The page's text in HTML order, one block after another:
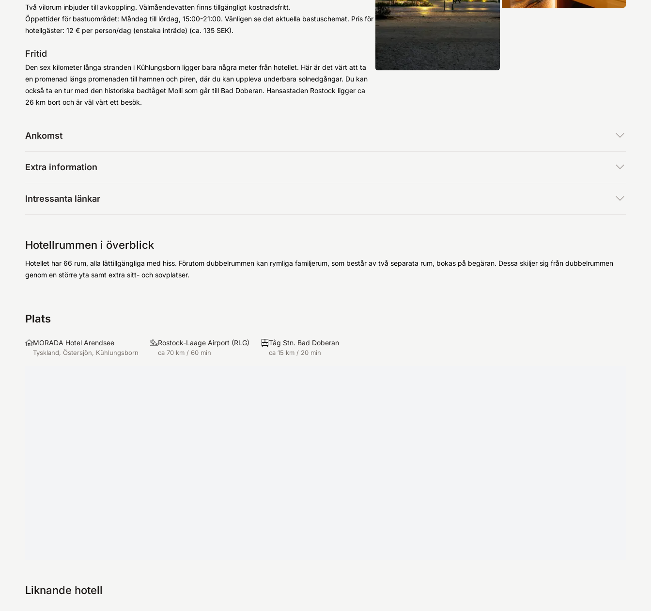
Två vilorum inbjuder till avkoppling. Välmåendevatten finns tillgängligt kostnadsfritt.
Öppettider för bastuområdet: Måndag till lördag, 15:00-21:00. Vänligen se det aktuella bastuschemat. Pris för
hotellgäster: 12 € per person/dag (enstaka inträde) (ca. 135 SEK).
Fritid
Den sex kilometer långa stranden i Kühlungsborn ligger bara några meter från hotellet. Här är det värt att ta
en promenad längs promenaden till hamnen och piren, där du kan uppleva underbara solnedgångar. Du kan
också ta en tur med den historiska badtåget Molli som går till Bad Doberan. Hansastaden Rostock ligger ca
26 km bort och är väl värt ett besök.
Ankomst
Extra information
Intressanta länkar
Hotellrummen i överblick
Hotellet har 66 rum, alla lättillgängliga med hiss. Förutom dubbelrummen kan rymliga familjerum, som består av två separata rum, bokas på begäran. Dessa skiljer sig från dubbelrummen
genom en större yta samt extra sitt- och sovplatser.
Plats
MORADA Hotel Arendsee
Tyskland, Östersjön, Kühlungsborn
Rostock-Laage Airport (RLG)
ca 70 km / 60 min
Tåg Stn. Bad Doberan
ca 15 km / 20 min
Liknande hotell